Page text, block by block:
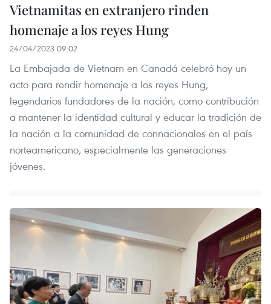
Vietnamitas en extranjero rinden
homenaje a los reyes Hung
24/04/2023 09:02
La Embajada de Vietnam en Canadá celebró hoy un
acto para rendir homenaje a los reyes Hung,
legendarios fundadores de la nación, como contribución
a mantener la identidad cultural y educar la tradición de
la nación a la comunidad de connacionales en el país
norteamericano, especialmente las generaciones
jóvenes.